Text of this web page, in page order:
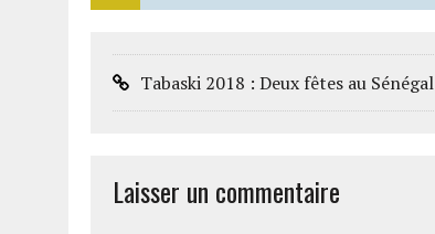
Tabaski 2018 : Deux fêtes au Sénégal
Laisser un commentaire